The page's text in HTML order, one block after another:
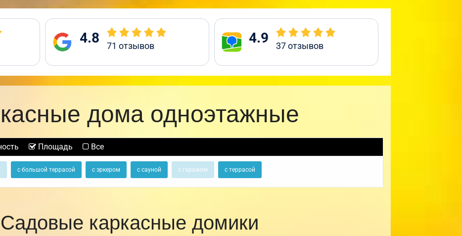
4.8 71 отзывов 4.9 37отзывов
дома одноэтажные
Площадь Все
с большой террасой с эркером с сауной с гаражом с террасой
Садовые каркасные домики